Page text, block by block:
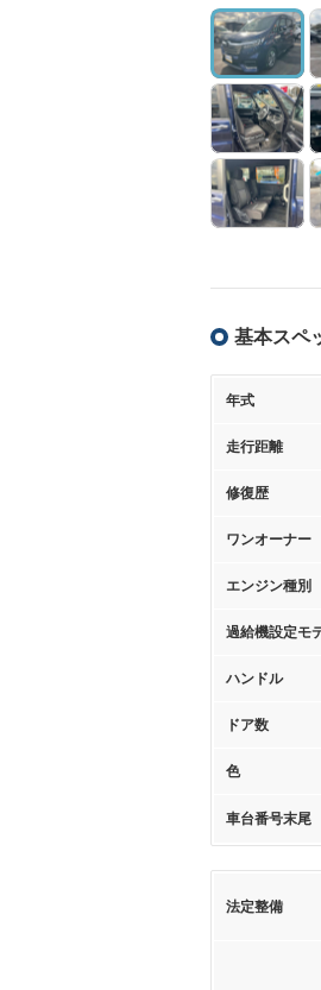
基本スペ
年式
走行距離
修復歴
ワンオーナー
エンジン種別
過給機設定モ
ハンドル
ドア数
色
車台番号末尾
法定整備